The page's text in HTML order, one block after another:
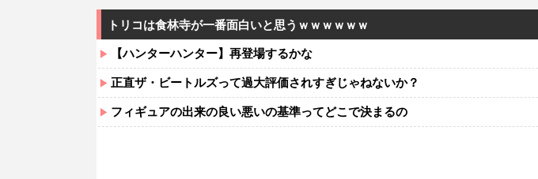
トリコは食林寺が一番面白いと思うｗｗｗｗｗｗ
【ハンターハンター】再登場するかな
正直ザ・ビートルズって過大評価されすぎじゃねないか？
フィギュアの出来の良い悪いの基準ってどこで決まるの